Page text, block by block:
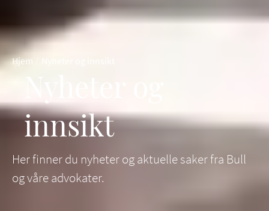
Hjem Nyheter og innsikt
Nyheter og
innsikt
Her finner du nyheter og aktuelle saker fra Bull
og våre advokater.